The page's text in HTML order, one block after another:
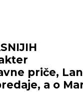
priče,
a o